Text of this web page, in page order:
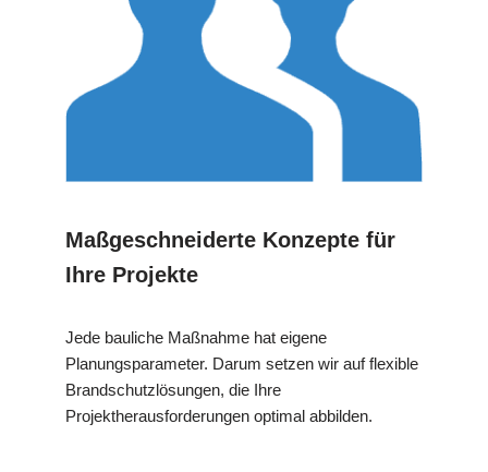
Maßgeschneiderte Konzepte für
Ihre Projekte
Jede bauliche Maßnahme hat eigene
Planungsparameter. Darum setzen wir auf flexible
Brandschutzlösungen, die Ihre
Projektherausforderungen optimal abbilden.